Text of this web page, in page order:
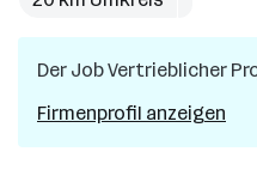
Der JobVertrieblicher
Firmenprofil anzeigen